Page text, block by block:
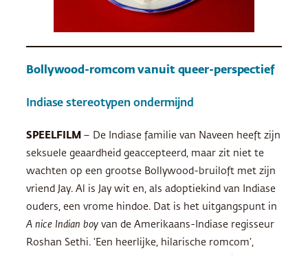
Bollywood-romcom vanuit queer-perspectief
Indiase stereotypen ondermijnd
SPEELFILM – De Indiase familie van Naveen heeft zijn
seksuele geaardheid geaccepteerd, maar zit niet te
wachten op een grootse Bollywood-bruiloft met zijn
vriend Jay. Al is Jay wit en, als adoptiekind van Indiase
ouders, een vrome hindoe. Dat is het uitgangspunt in
A nice Indian boy van de Amerikaans-Indiase regisseur
Roshan Sethi. ‘Een heerlijke, hilarische romcom’,